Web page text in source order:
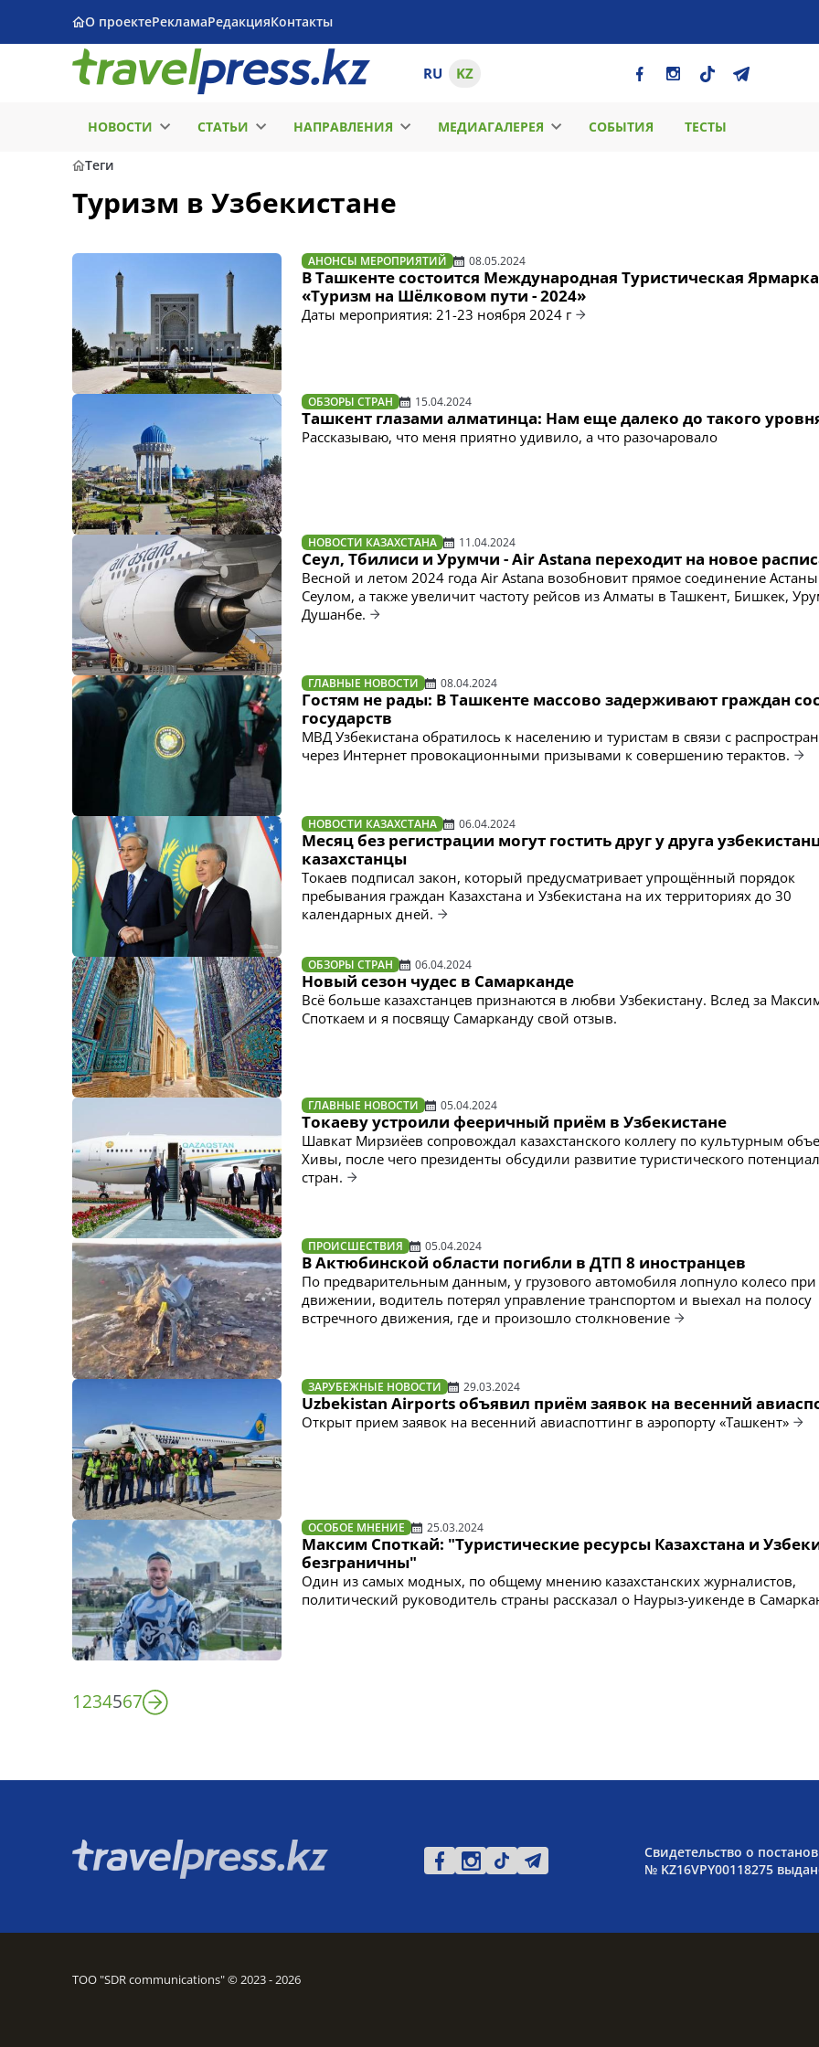
О проектеРекламаРедакцияКонтакты
RU KZ
НОВОСТИ СТАТЬИ НАПРАВЛЕНИЯ МЕДИАГАЛЕРЕЯ СОБЫТИЯ ТЕСТЫ
Теги
Туризм в Узбекистане
АНОНСЫ МЕРОПРИЯТИЙ 08.05.2024
В Ташкенте состоится Международная Туристическая Ярмарка
«Туризм на Шёлковом пути - 2024»
Даты мероприятия: 21-23 ноября 2024 г
ОБЗОРЫ СТРАН 15.04.2024
Ташкент глазами алматинца: Нам еще далеко до такого
Рассказываю, что меня приятно удивило, а что разочаровало
НОВОСТИ КАЗАХСТАНА 11.04.2024
Сеул, Тбилиси и Урумчи - Air Astana переходит на новое
Весной и летом 2024 года Air Astana возобновит прямое соединение
Сеулом, а также увеличит частоту рейсов из Алматы в Ташкент, Бишкек,
Душанбе.
ГЛАВНЫЕ НОВОСТИ 08.04.2024
Гостям не рады: В Ташкенте массово задерживают граждан
государств
МВД Узбекистана обратилось к населению и туристам в связи с
через Интернет провокационными призывами к совершению терактов.
НОВОСТИ КАЗАХСТАНА 06.04.2024
Месяц без регистрации могут гостить друг у друга
казахстанцы
Токаев подписал закон, который предусматривает упрощённый порядок
пребывания граждан Казахстана и Узбекистана на их территориях до 30
календарных дней.
ОБЗОРЫ СТРАН 06.04.2024
Новый сезон чудес в Самарканде
Всё больше казахстанцев признаются в любви Узбекистану. Вслед за
Споткаем и я посвящу Самарканду свой отзыв.
ГЛАВНЫЕ НОВОСТИ 05.04.2024
Токаеву устроили фееричный приём в Узбекистане
Шавкат Мирзиёев сопровождал казахстанского коллегу по культурным
Хивы, после чего президенты обсудили развитие туристического
стран.
ПРОИСШЕСТВИЯ 05.04.2024
В Актюбинской области погибли в ДТП 8 иностранцев
По предварительным данным, у грузового автомобиля лопнуло колесо при
движении, водитель потерял управление транспортом и выехал на полосу
встречного движения, где и произошло столкновение
ЗАРУБЕЖНЫЕ НОВОСТИ 29.03.2024
Uzbekistan Airports объявил приём заявок на весенний
Открыт прием заявок на весенний авиаспоттинг в аэропорту «Ташкент»
ОСОБОЕ МНЕНИЕ 25.03.2024
Максим Споткай: "Туристические ресурсы Казахстана и
безграничны"
Один из самых модных, по общему мнению казахстанских журналистов,
политический руководитель страны рассказал о Наурыз-уикенде в
1234567
Свидетельство о
№ KZ16VPY00118275
ТОО "SDR communications" © 2023 - 2026